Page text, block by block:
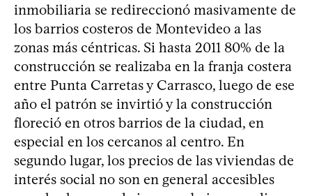
inmobiliaria se redireccionó masivamente de
los barrios costeros de Montevideo a las
zonas más céntricas. Si hasta 2011 80% de la
construcción se realizaba en la franja costera
entre Punta Carretas y Carrasco, luego de ese
año el patrón se invirtió y la construcción
floreció en otros barrios de la ciudad, en
especial en los cercanos al centro. En
segundo lugar, los precios de las viviendas de
interés social no son en general accesibles